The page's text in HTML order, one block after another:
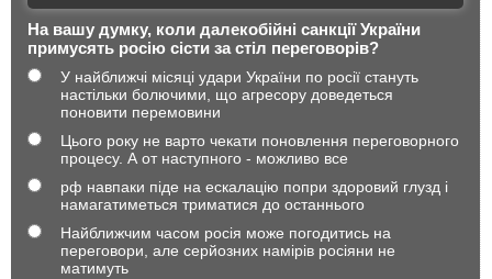
На вашу думку, коли далекобійні санкції України
примусять росію сісти за стіл переговорів?
У найближчі місяці удари України по росії стануть
настільки болючими, що агресору доведеться
поновити перемовини
Цього року не варто чекати поновлення переговорного
процесу. А от наступного - можливо все
рф навпаки піде на ескалацію попри здоровий глузд і
намагатиметься триматися до останнього
Найближчим часом росія може погодитись на
переговори, але серйозних намірів росіяни не
матимуть